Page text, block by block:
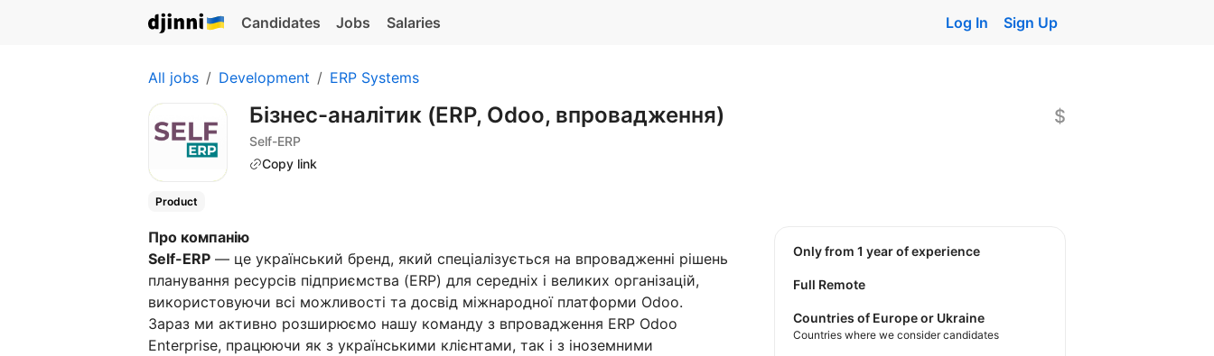
Candidates Jobs Salaries Log In Sign Up
All jobs Development ERP Systems
Бізнес-аналітик (ERP, Odoo, впровадження)
Self-ERP
Copy link
$
Product
Про компанію
Self-ERP — це український бренд, який спеціалізується на впровадженні рішень
планування ресурсів підприємства (ERP) для середніх і великих організацій,
використовуючи всі можливості та досвід міжнародної платформи Odoo.
Зараз ми активно розширюємо нашу команду з впровадження ERP Odoo
Enterprise, працюючи як з українськими клієнтами, так і з іноземними
Only from 1 year of experience
Full Remote
Countries of Europe or Ukraine
Countries where we consider candidates